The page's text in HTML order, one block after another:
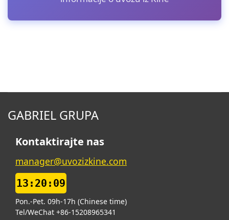
GABRIEL GRUPA
Kontaktirajte nas
manager@uvozizkine.com
13:20:10
Pon.-Pet. 09h-17h (Chinese time)
Tel/WeChat +86-15208965341